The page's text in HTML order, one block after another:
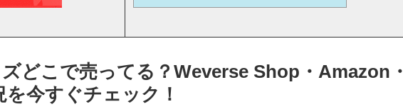
どこで売ってる？Weverse Shop・Amazon・
今すぐチェック！